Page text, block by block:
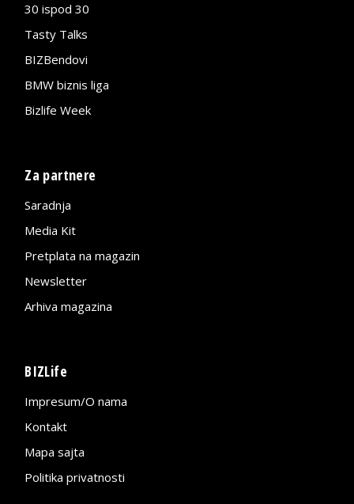
30 ispod 30
Tasty Talks
BIZBendovi
BMW biznis liga
Bizlife Week
Za partnere
Saradnja
Media Kit
Pretplata na magazin
Newsletter
Arhiva magazina
BIZLife
Impresum/O nama
Kontakt
Mapa sajta
Politika privatnosti